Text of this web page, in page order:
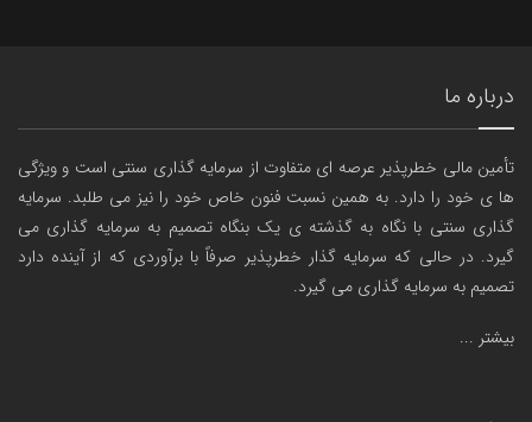
درباره ما
تأمین مالی خطرپذیر عرصه ای متفاوت از سرمایه گذاری سنتی است و ویژگی
ها ی خود را دارد. به همین نسبت فنون خاص خود را نیز می طلبد. سرمایه
گذاری سنتی با نگاه به گذشته ی یک بنگاه تصمیم به سرمایه گذاری می
گیرد. در حالی که سرمایه گذار خطرپذیر صرفاً با برآوردی که از آینده دارد
تصمیم به سرمایه گذاری می گیرد.
بیشتر ...